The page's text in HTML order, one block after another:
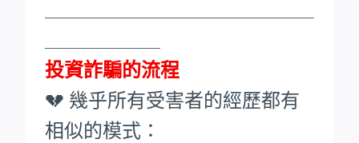
投資詐騙的流程
💔 幾乎所有受害者的經歷都有
相似的模式：